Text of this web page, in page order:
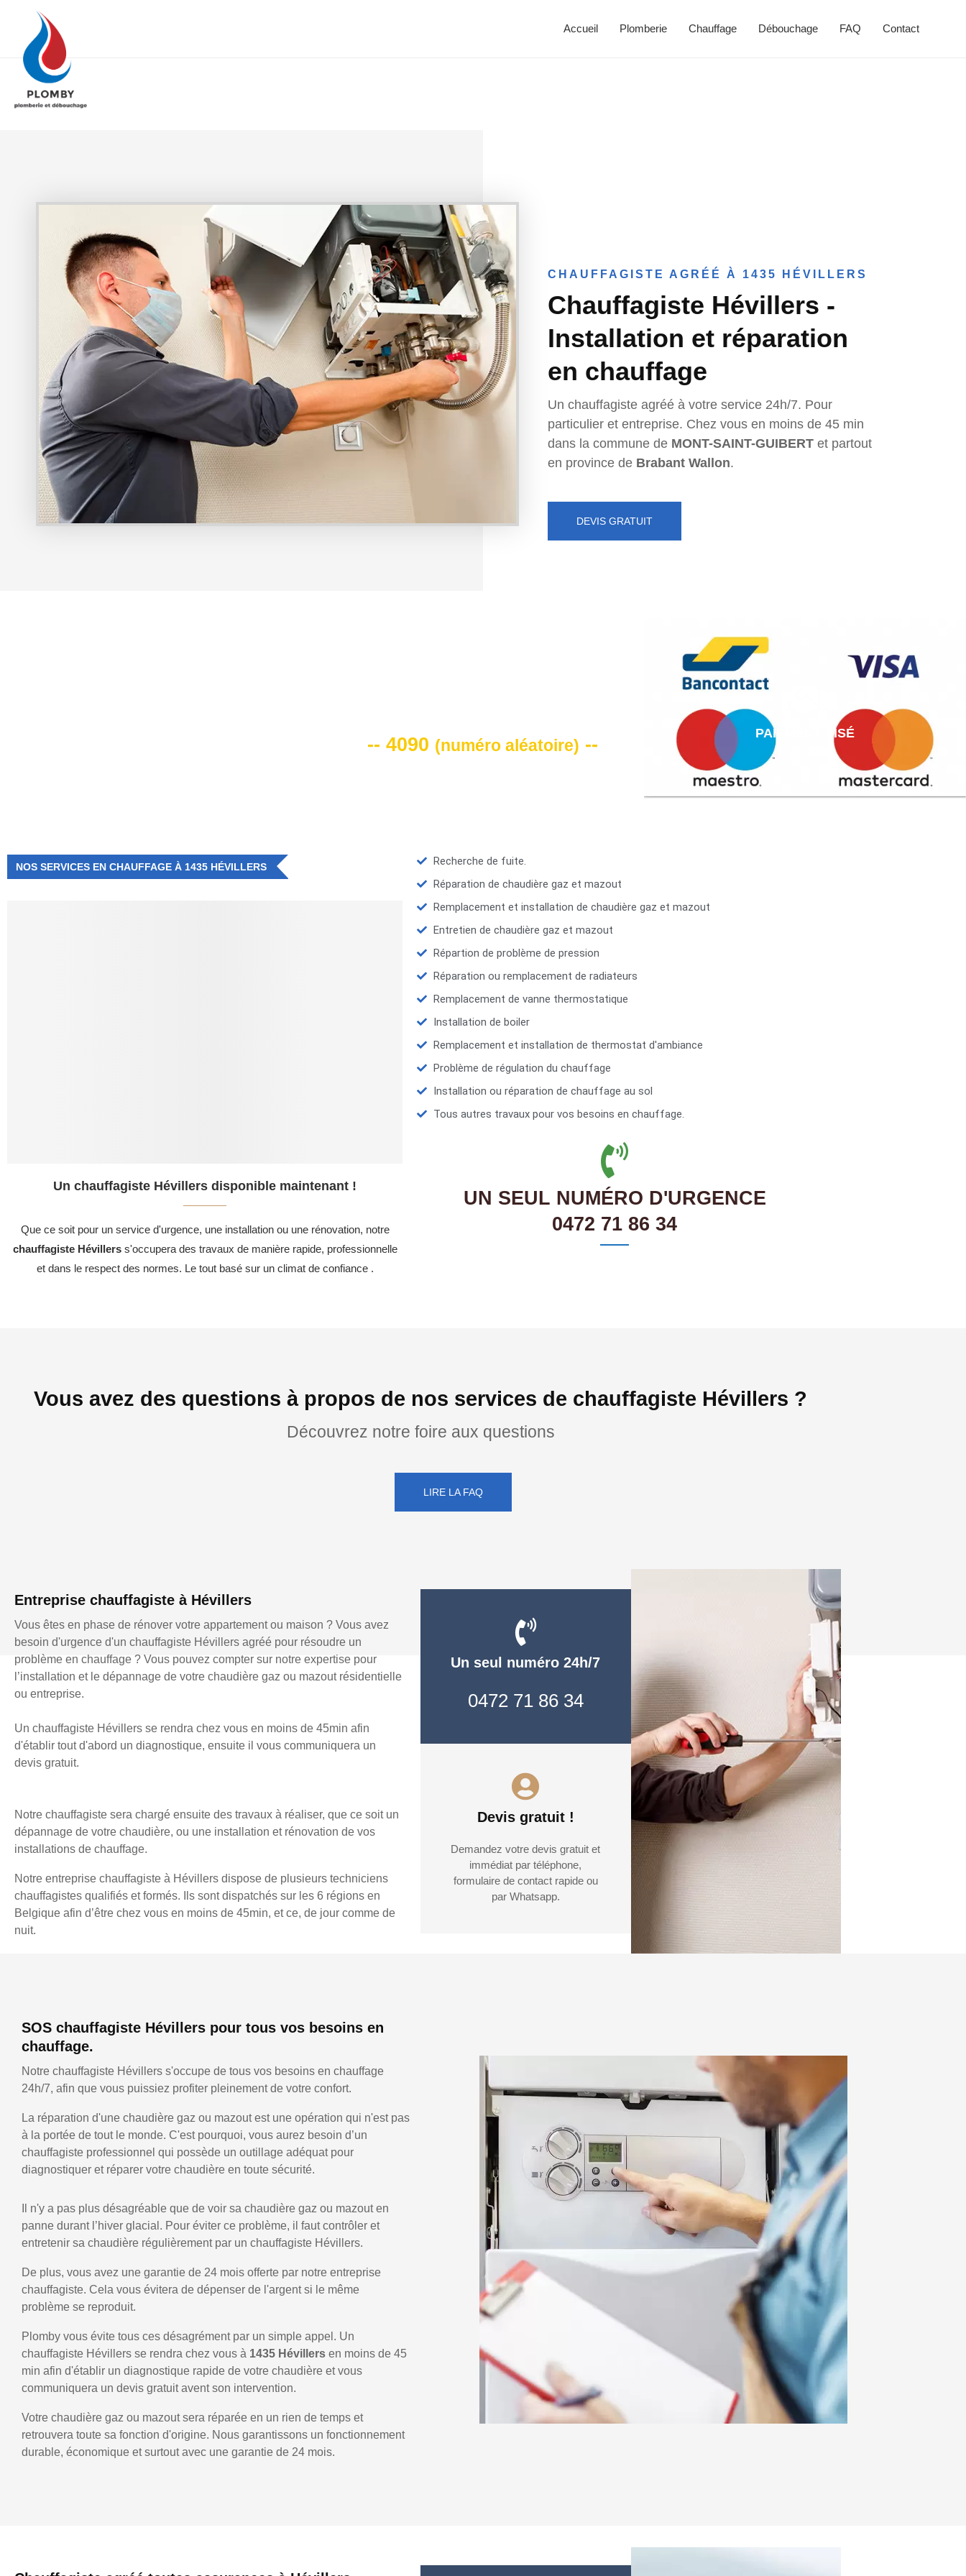
Accueil Plomberie Chauffage Débouchage FAQ Contact
CHAUFFAGISTE AGRÉÉ À 1435 HÉVILLERS
Chauffagiste Hévillers -
Installation et réparation
en chauffage
Un chauffagiste agréé à votre service 24h/7. Pour
particulier et entreprise. Chez vous en moins de 45 min
dans la commune de MONT-SAINT-GUIBERT et partout
en province de Brabant Wallon.
DEVIS GRATUIT
-- 4090 (numéro aléatoire) --
PAIEMENT AISÉ
NOS SERVICES EN CHAUFFAGE À 1435 HÉVILLERS
Un chauffagiste Hévillers disponible maintenant !
Que ce soit pour un service d'urgence, une installation ou une rénovation, notre
chauffagiste Hévillerss'occupera des travaux de manière rapide, professionnelle
et dans le respect des normes. Le tout basé sur un climat de confiance .
Recherche de fuite.
Réparation de chaudière gaz et mazout
Remplacement et installation de chaudière gaz et mazout
Entretien de chaudière gaz et mazout
Répartion de problème de pression
Réparation ou remplacement de radiateurs
Remplacement de vanne thermostatique
Installation de boiler
Remplacement et installation de thermostat d'ambiance
Problème de régulation du chauffage
Installation ou réparation de chauffage au sol
Tous autres travaux pour vos besoins en chauffage.
UN SEUL NUMÉRO D'URGENCE
0472 71 86 34
Vous avez des questions à propos de nos services de chauffagiste Hévillers ?
Découvrez notre foire aux questions
LIRE LA FAQ
Entreprise chauffagiste à Hévillers
Vous êtes en phase de rénover votre appartement ou maison ? Vous avez
besoin d'urgence d'un chauffagiste Hévillers agréé pour résoudre un
problème en chauffage ? Vous pouvez compter sur notre expertise pour
l’installation et le dépannage de votre chaudière gaz ou mazout résidentielle
ou entreprise.
Un chauffagiste Hévillers se rendra chez vous en moins de 45min afin
d'établir tout d'abord un diagnostique, ensuite il vous communiquera un
devis gratuit.
Notre chauffagiste sera chargé ensuite des travaux à réaliser, que ce soit un
dépannage de votre chaudière, ou une installation et rénovation de vos
installations de chauffage.
Notre entreprise chauffagiste à Hévillers dispose de plusieurs techniciens
chauffagistes qualifiés et formés. Ils sont dispatchés sur les 6 régions en
Belgique afin d’être chez vous en moins de 45min, et ce, de jour comme de
nuit.
Un seul numéro 24h/7
0472 71 86 34
Devis gratuit !
Demandez votre devis gratuit et
immédiat par téléphone,
formulaire de contact rapide ou
par Whatsapp.
SOS chauffagiste Hévillers pour tous vos besoins en
chauffage.
Notre chauffagiste Hévillers s'occupe de tous vos besoins en chauffage
24h/7, afin que vous puissiez profiter pleinement de votre confort.
La réparation d'une chaudière gaz ou mazout est une opération qui n'est pas
à la portée de tout le monde. C'est pourquoi, vous aurez besoin d’un
chauffagiste professionnel qui possède un outillage adéquat pour
diagnostiquer et réparer votre chaudière en toute sécurité.
Il n'y a pas plus désagréable que de voir sa chaudière gaz ou mazout en
panne durant l’hiver glacial. Pour éviter ce problème, il faut contrôler et
entretenir sa chaudière régulièrement par un chauffagiste Hévillers.
De plus, vous avez une garantie de 24 mois offerte par notre entreprise
chauffagiste. Cela vous évitera de dépenser de l'argent si le même
problème se reproduit.
Plomby vous évite tous ces désagrément par un simple appel. Un
chauffagiste Hévillers se rendra chez vous à 1435 Hévillers en moins de 45
min afin d'établir un diagnostique rapide de votre chaudière et vous
communiquera un devis gratuit avent son intervention.
Votre chaudière gaz ou mazout sera réparée en un rien de temps et
retrouvera toute sa fonction d'origine. Nous garantissons un fonctionnement
durable, économique et surtout avec une garantie de 24 mois.